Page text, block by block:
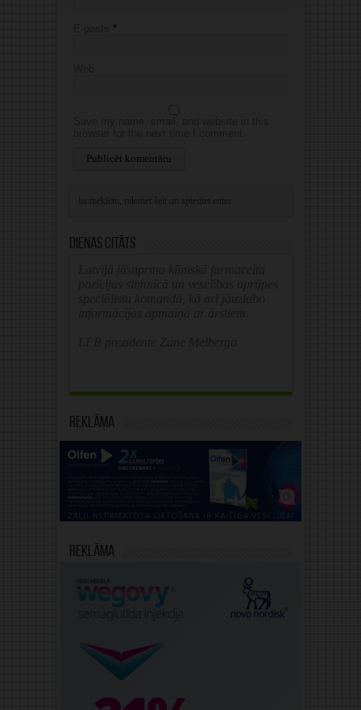
*
Dienas citāts
Reklāma
Reklāma